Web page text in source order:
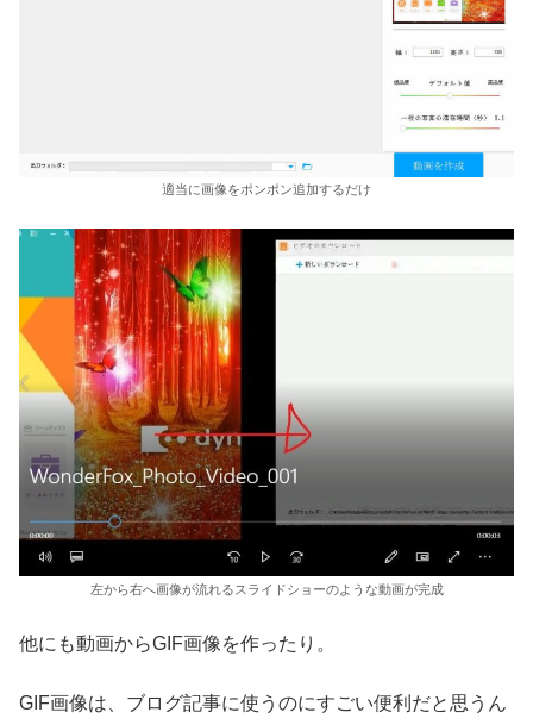
適当に画像をポンポン追加するだけ
左から右へ画像が流れるスライドショーのような動画が完成
他にも動画からGIF画像を作ったり。
GIF画像は、ブログ記事に使うのにすごい便利だと思うん